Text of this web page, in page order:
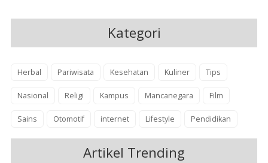
Kategori
Herbal Pariwisata Kesehatan Kuliner Tips
Nasional Religi Kampus Mancanegara Film
Sains Otomotif internet Lifestyle Pendidikan
Artikel Trending